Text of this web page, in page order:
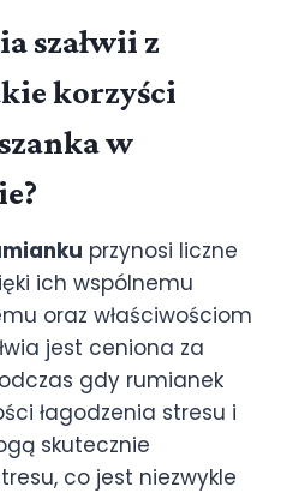
szałwii z
korzyści
w
przynosi liczne
ich wspólnemu
oraz właściwościom
jest ceniona za
gdy rumianek
łagodzenia stresu i
skutecznie
co jest niezwykle